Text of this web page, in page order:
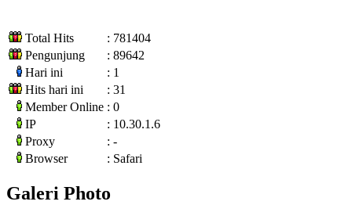
Total Hits
: 781404
Pengunjung
: 89642
Hari ini
: 1
Hits hari ini
: 31
Member Online : 0
IP
: 10.30.1.6
Proxy
: -
Browser
: Safari
Galeri Photo